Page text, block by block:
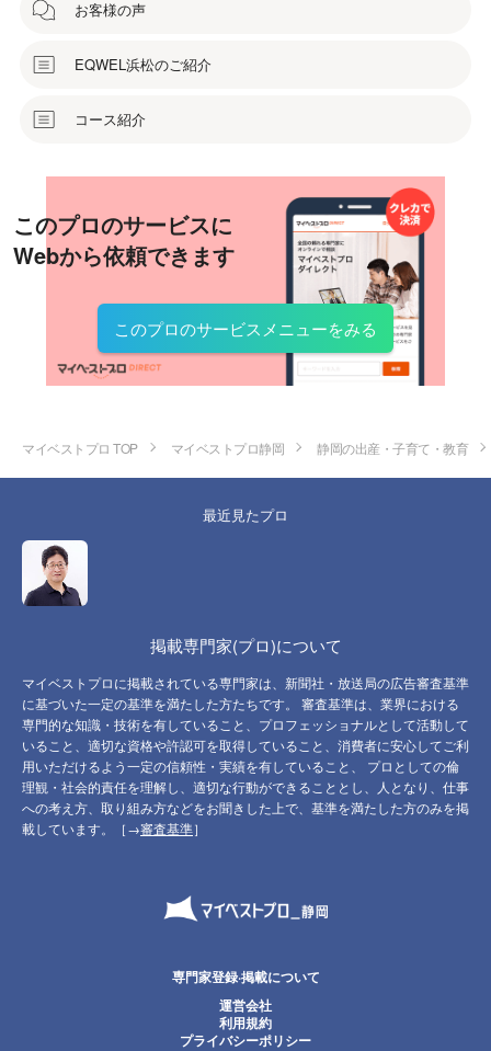
お客様の声
EQWEL浜松のご紹介
コース紹介
このプロのサービスに
Webから依頼できます
このプロのサービスメニューをみる
マイベストプロ TOP マイベストプロ静岡 静岡の出産・子育て・教育
最近見たプロ
掲載専門家(プロ)について
マイベストプロに掲載されている専門家は、新聞社・放送局の広告審査基準
に基づいた一定の基準を満たした方たちです。 審査基準は、業界における
専門的な知識・技術を有していること、プロフェッショナルとして活動して
いること、適切な資格や許認可を取得していること、消費者に安心してご利
用いただけるよう一定の信頼性・実績を有していること、 プロとしての倫
理観・社会的責任を理解し、適切な行動ができることとし、人となり、仕事
への考え方、取り組み方などをお聞きした上で、基準を満たした方のみを掲
載しています。［→審査基準］
専門家登録·掲載について
運営会社
利用規約
プライバシーポリシー